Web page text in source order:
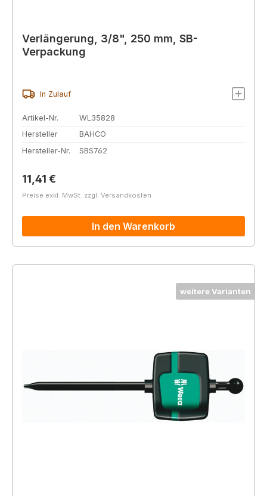
Verlängerung, 3/8", 250 mm, SB-
Verpackung
In Zulauf
Artikel-Nr.
WL35828
Hersteller
BAHCO
Hersteller-Nr.
SBS762
Regulärer Preis:
11,41 €
Preise exkl. MwSt. zzgl. Versandkosten
In den Warenkorb
weitere Varianten